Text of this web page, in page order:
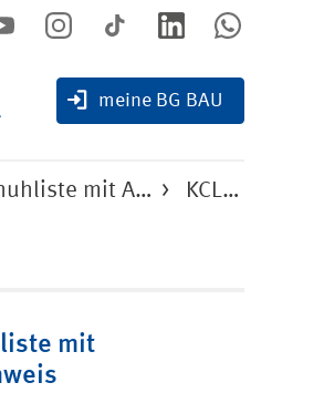
meine BG BAU
mit A… KCL GmbH
mit